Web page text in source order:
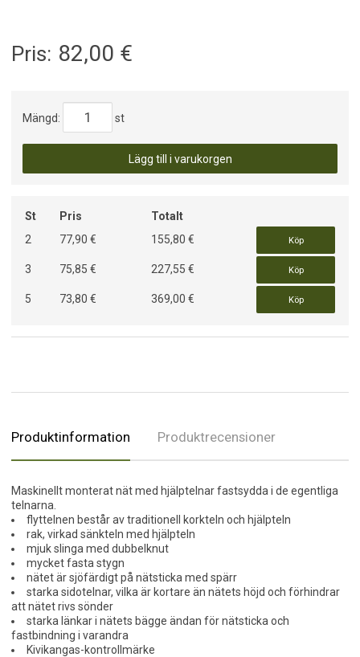
Pris: 82,00 €
Mängd: st
Lägg till i varukorgen
St Pris
Totalt
2
77,90 € 155,80 € Köp
3 75,85 € 227,55 € Köp
5 73,80 € 369,00 € Köp
Produktinformation Produktrecensioner
Maskinellt monterat nät med hjälptelnar fastsydda i de egentliga
telnarna.
flyttelnen består av traditionell korkteln och hjälpteln
rak, virkad sänkteln med hjälpteln
mjuk slinga med dubbelknut
mycket fasta stygn
nätet är sjöfärdigt på nätsticka med spärr
starka sidotelnar, vilka är kortare än nätets höjd och förhindrar
att nätet rivs sönder
starka länkar i nätets bägge ändan för nätsticka och
fastbindning i varandra
Kivikangas-kontrollmärke